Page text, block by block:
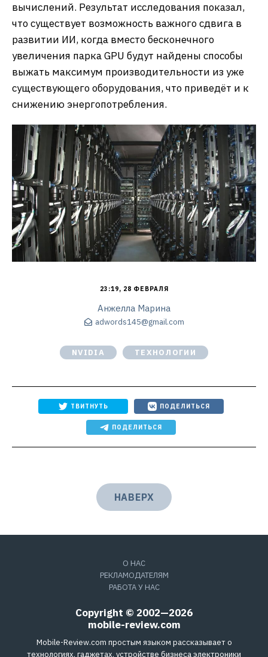
вычислений. Результат исследования показал,
что существует возможность важного сдвига в
развитии ИИ, когда вместо бесконечного
увеличения парка GPU будут найдены способы
выжать максимум производительности из уже
существующего оборудования, что приведёт и к
снижению энергопотребления.
23:19, 28 ФЕВРАЛЯ
Анжелла Марина
adwords145@gmail.com
NVIDIA ТЕХНОЛОГИИ
ТВИТНУТЬ ПОДЕЛИТЬСЯ
ПОДЕЛИТЬСЯ
НАВЕРХ
О НАС
РЕКЛАМОДАТЕЛЯМ
РАБОТА У НАС
Copyright © 2002—2026
mobile-review.com
Mobile-Review.com простым языком рассказывает о
технологиях, гаджетах, устройстве бизнеса электроники